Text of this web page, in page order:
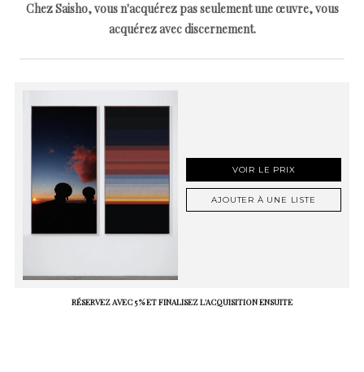
Chez Saisho, vous n'acquérez pas seulement une œuvre, vous
acquérez avec discernement.
VOIR LE PRIX
AJOUTER À UNE LISTE
RÉSERVEZ AVEC 5 % ET FINALISEZ L'ACQUISITION ENSUITE